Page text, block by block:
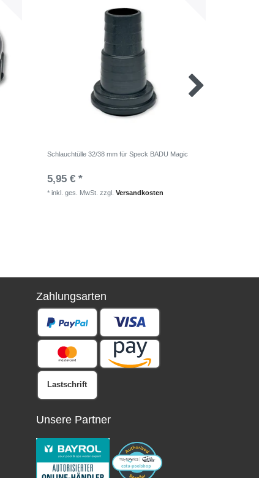
Schlauchtülle 32/38 mm für Speck BADU Magic
5,95 € *
*inkl. ges. MwSt. zzgl.Versandkosten
Zahlungsarten
Lastschrift
Unsere Partner